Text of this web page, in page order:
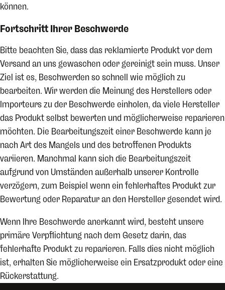
können.
Fortschritt Ihrer Beschwerde
Bitte beachten Sie, dass das reklamierte Produkt vor dem
Versand an uns gewaschen oder gereinigt sein muss. Unser
Ziel ist es, Beschwerden so schnell wie möglich zu
bearbeiten. Wir werden die Meinung des Herstellers oder
Importeurs zu der Beschwerde einholen, da viele Hersteller
das Produkt selbst bewerten und möglicherweise reparieren
möchten. Die Bearbeitungszeit einer Beschwerde kann je
nach Art des Mangels und des betroffenen Produkts
variieren. Manchmal kann sich die Bearbeitungszeit
aufgrund von Umständen außerhalb unserer Kontrolle
verzögern, zum Beispiel wenn ein fehlerhaftes Produkt zur
Bewertung oder Reparatur an den Hersteller gesendet wird.
Wenn Ihre Beschwerde anerkannt wird, besteht unsere
primäre Verpflichtung nach dem Gesetz darin, das
fehlerhafte Produkt zu reparieren. Falls dies nicht möglich
ist, erhalten Sie möglicherweise ein Ersatzprodukt oder eine
Rückerstattung.